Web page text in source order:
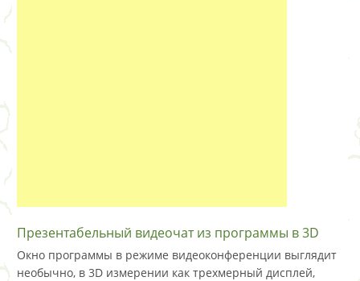
Презентабельный видеочат из программы в 3D
Окно программы в режиме видеоконференции выглядит
необычно, в 3D измерении как трехмерный дисплей,